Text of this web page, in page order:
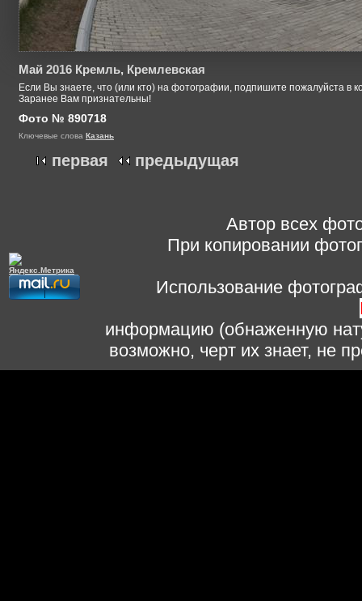
Май 2016 Кремль, Кремлевская
Если Вы знаете, что (или кто) на фотографии, подпишите пожалуйста в
Заранее Вам признательны!
Фото № 890718
Ключевые слова Казань
первая предыдущая
Автор всех
При копировании
Использование
информацию (обнаженную
возможно, черт их знает, не